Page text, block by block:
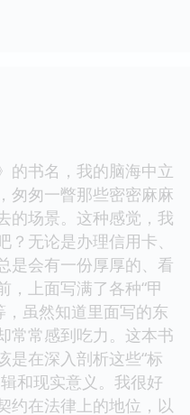
的书名，我的脑海中立
匆匆一瞥那些密密麻麻
的场景。这种感觉，我
无论是办理信用卡、
是会有一份厚厚的、看
，上面写满了各种“甲
，虽然知道里面写的东
常常感到吃力。这本书
是在深入剖析这些“标
和现实意义。我很好
约在法律上的地位，以